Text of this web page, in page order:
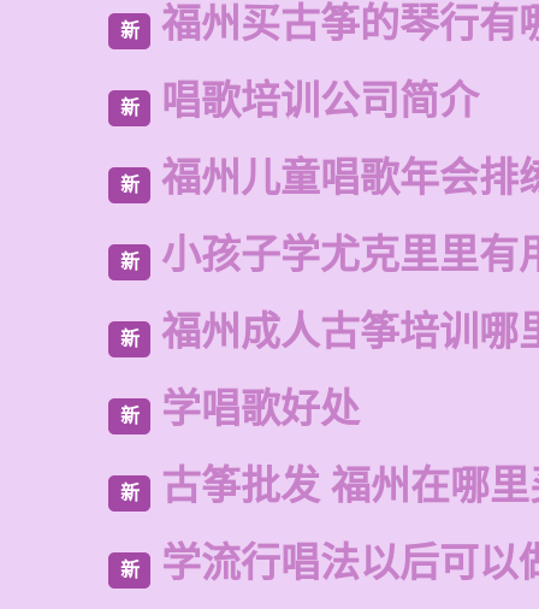
新 福州买古筝的琴行有
新 唱歌培训公司简介
新 福州儿童唱歌年会排
新 小孩子学尤克里里有
新 福州成人古筝培训哪
新 学唱歌好处
新 古筝批发 福州在哪
新 学流行唱法以后可以